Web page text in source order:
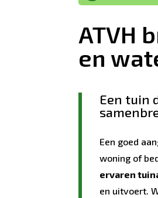
ATVH
en
Een tuin
Een goed
woning of
ervaren
en uitvoert.